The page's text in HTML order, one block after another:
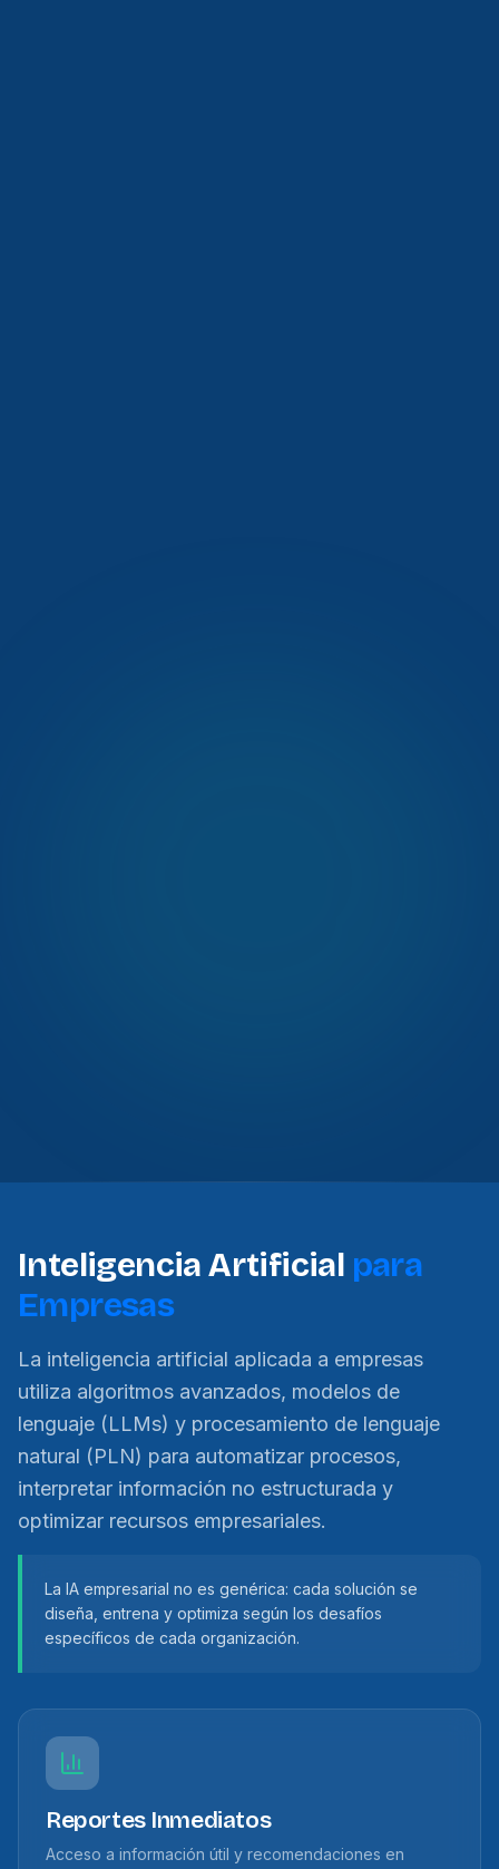
Inteligencia Artificial para
Empresas
La inteligencia artificial aplicada a empresas
utiliza algoritmos avanzados, modelos de
lenguaje (LLMs) y procesamiento de lenguaje
natural (PLN) para automatizar procesos,
interpretar información no estructurada y
optimizar recursos empresariales.
La IA empresarial no es genérica: cada solución se
diseña, entrena y optimiza según los desafíos
específicos de cada organización.
Reportes Inmediatos
Acceso a información útil y recomendaciones en